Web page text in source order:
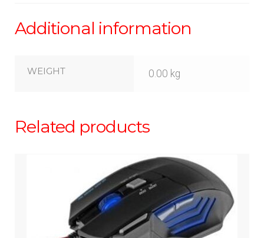
Additional information
WEIGHT 0.00 kg
Related products